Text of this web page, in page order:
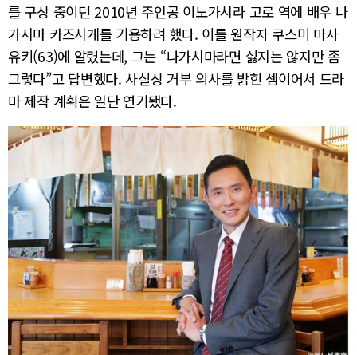
를 구상 중이던 2010년 주인공 이노가시라 고로 역에 배우 나
가시마 카즈시게를 기용하려 했다. 이를 원작자 쿠스미 마사
유키(63)에 알렸는데, 그는 “나가시마라면 싫지는 않지만 좀
그렇다”고 답변했다. 사실상 거부 의사를 밝힌 셈이어서 드라
마 제작 계획은 일단 연기됐다.